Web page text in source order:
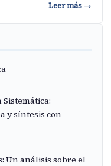
Leer más →
Sistemática:
y síntesis con
Un análisis sobre el